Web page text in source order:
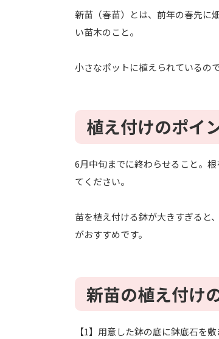
新苗（春苗）とは、前年の春先に
い苗木のこと。
小さなポットに植えられているの
植え付けのポイ
6月中旬までに終わらせること。
てください。
苗を植え付ける鉢が大きすぎると
がおすすめです。
新苗の植え付け
【1】用意した鉢の底に鉢底石を敷